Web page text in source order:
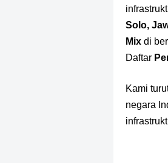
Solo,
Mix di
Daftar
Kami
negara